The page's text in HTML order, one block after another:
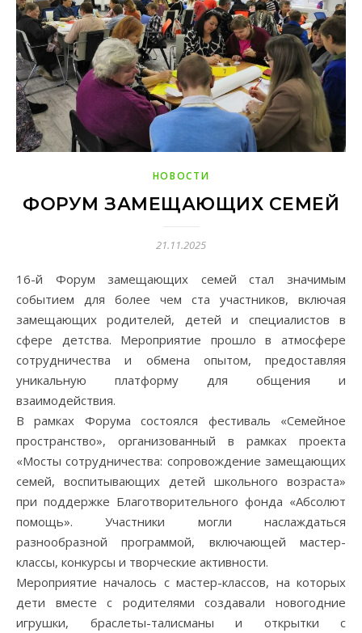
НОВОСТИ
ФОРУМ ЗАМЕЩАЮЩИХ СЕМЕЙ
21.11.2025
16-й Форум замещающих семей стал значимым
событием для более чем ста участников, включая
замещающих родителей, детей и специалистов в
сфере детства. Мероприятие прошло в атмосфере
сотрудничества и обмена опытом, предоставляя
уникальную платформу для общения и
взаимодействия.
В рамках Форума состоялся фестиваль «Семейное
пространство», организованный в рамках проекта
«Мосты сотрудничества: сопровождение замещающих
семей, воспитывающих детей школьного возраста»
при поддержке Благотворительного фонда «Абсолют
помощь». Участники могли наслаждаться
разнообразной программой, включающей мастер-
классы, конкурсы и творческие активности.
Мероприятие началось с мастер-классов, на которых
дети вместе с родителями создавали новогодние
игрушки, браслеты-талисманы и открытки с